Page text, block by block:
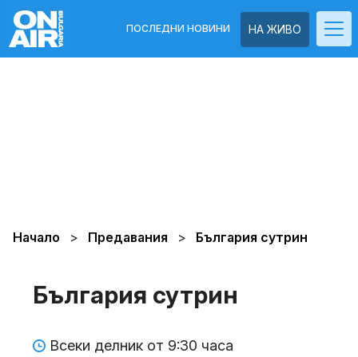
НА ЖИВО
ПОСЛЕДНИ НОВИНИ
Начало Предавания България сутрин
България сутрин
Всеки делник от 9:30 часа